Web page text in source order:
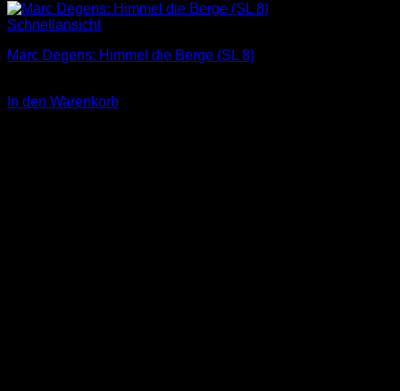
Schnellansicht
Marc Degens: Himmel die Berge (SL 8)
In den Warenkorb